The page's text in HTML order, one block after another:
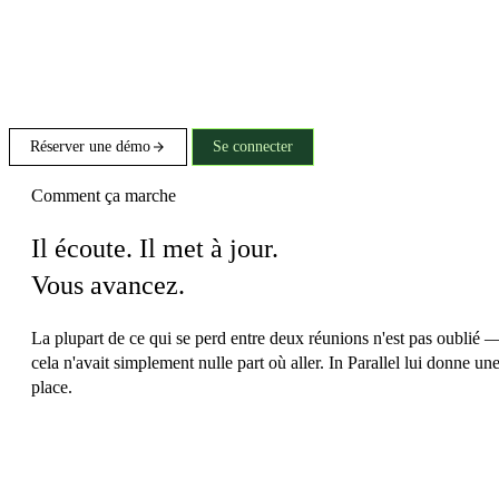
Réserver une démo Se connecter
Comment ça marche
Il écoute. Il met à jour.
Vous avancez.
La plupart de ce qui se perd entre deux réunions n'est pas oublié
cela n'avait simplement nulle part où aller. In Parallel lui donne une
place.